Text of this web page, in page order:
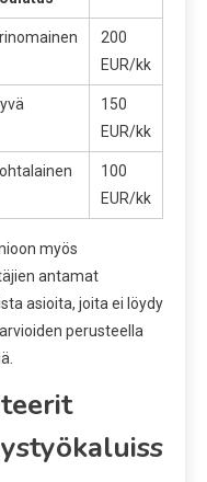
200
EUR/kk
150
EUR/kk
100
EUR/kk
myös
antamat
asioita, joita ei löydy
perusteella